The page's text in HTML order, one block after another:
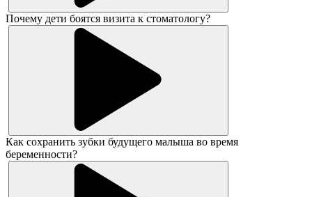
Почему дети боятся визита к стоматологу?
Как сохранить зубки будущего малыша во время
беременности?